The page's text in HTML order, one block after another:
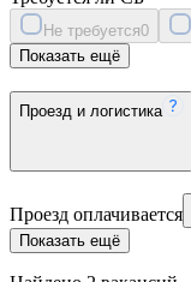
Не требуется0
Показать ещё
Проезд и логистика
Проезд оплачивается
Показать ещё